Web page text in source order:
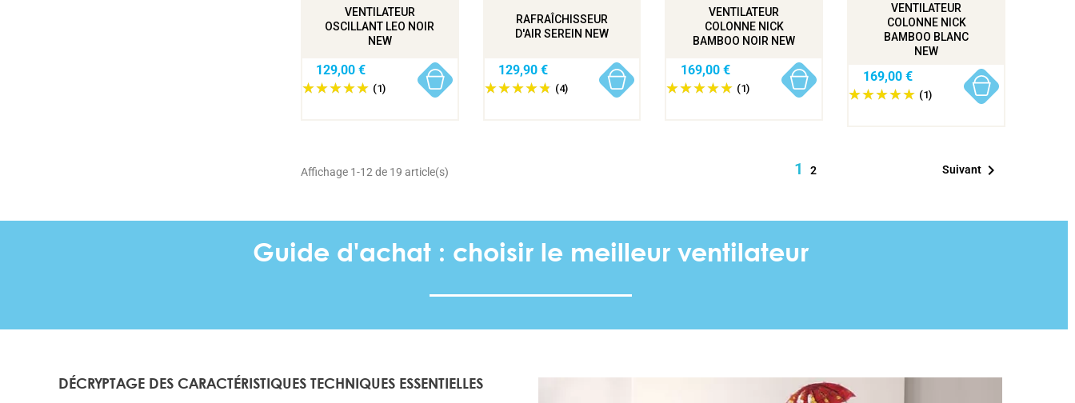
VENTILATEUR
OSCILLANT LEO NOIR
NEW
(1)
129,00 €
RAFRAÎCHISSEUR
D'AIR SEREIN NEW
(4)
129,90 €
VENTILATEUR
COLONNE NICK
BAMBOO NOIR NEW
(1)
169,00 €
VENTILATEUR
COLONNE NICK
BAMBOO BLANC
NEW
(1)
169,00 €
Affichage 1-12 de 19 article(s) 1 2 Suivant
Guide d'achat : choisir le meilleur ventilateur
DÉCRYPTAGE DES CARACTÉRISTIQUES TECHNIQUES ESSENTIELLES